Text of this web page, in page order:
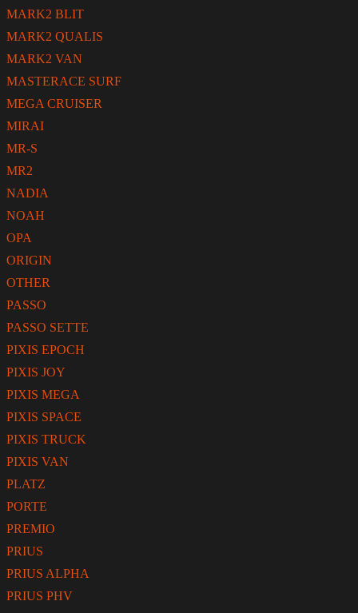
MARK2 BLIT
MARK2 QUALIS
MARK2 VAN
MASTERACE SURF
MEGA CRUISER
MIRAI
MR-S
MR2
NADIA
NOAH
OPA
ORIGIN
OTHER
PASSO
PASSO SETTE
PIXIS EPOCH
PIXIS JOY
PIXIS MEGA
PIXIS SPACE
PIXIS TRUCK
PIXIS VAN
PLATZ
PORTE
PREMIO
PRIUS
PRIUS ALPHA
PRIUS PHV